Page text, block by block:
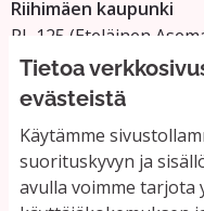
Tietoa
evästeistä
Käytämme
suorituskyvyn ja
avulla voimme tarjota
Riihimäen kaupunki
PL 125 (Eteläinen
11101 Riihimäki
Vaihde: 019 758 4000
Sähköpostiosoitteet: